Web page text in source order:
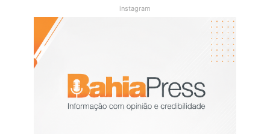
instagram